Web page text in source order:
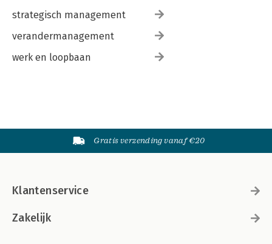
strategisch management
verandermanagement
werk en loopbaan
Gratis verzending vanaf €20
Klantenservice
Zakelijk